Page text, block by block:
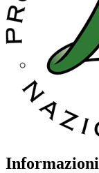
Informazioni